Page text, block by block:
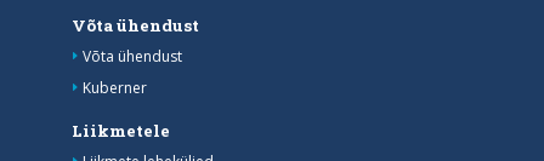
Võta ühendust
Võta ühendust
Kuberner
Liikmetele